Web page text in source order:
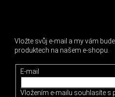
Vložte svůj e-mail a my vám
produktech na našem e-shopu.
E-mail
Vložením e-mailu souhlasíte s